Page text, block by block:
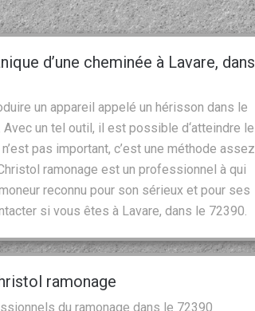
d’une cheminée à Lavare, dans
un appareil appelé un hérisson dans le
un tel outil, il est possible d‘atteindre le
pas important, c’est une méthode assez
ramonage est un professionnel à qui
reconnu pour son sérieux et pour ses
si vous êtes à Lavare, dans le 72390.
ramonage
du ramonage dans le 72390